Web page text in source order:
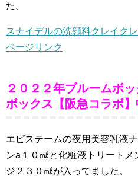
た。
スナイデルの洗顔料クレイク
ページリンク
２０２２年ブルームボ
ボックス【阪急コラボ
エピステームの夜用美容乳液
ンa１０㎖と化粧液トリート
ジ２３０㎖が入ってました。